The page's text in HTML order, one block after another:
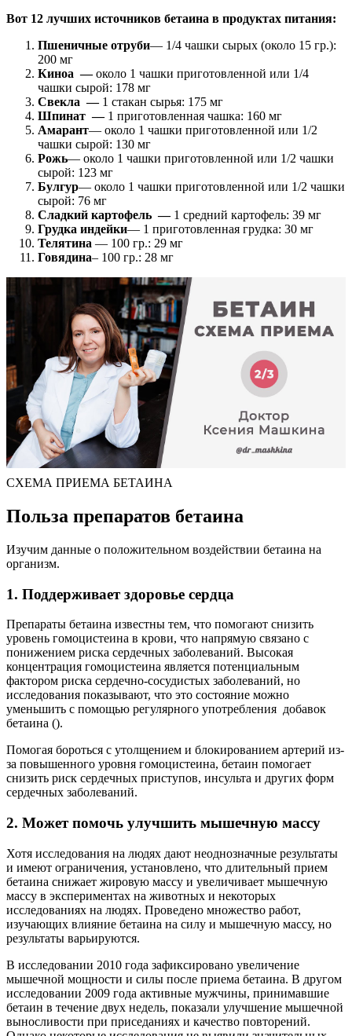
Вот 12 лучших источников бетаина в продуктах питания:
Пшеничные отруби— 1/4 чашки сырых (около 15 гр.):
200 мг
Киноа —около 1 чашки приготовленной или 1/4
чашки сырой: 178 мг
Свекла —1 стакан сырья: 175 мг
Шпинат —1 приготовленная чашка: 160 мг
Амарант— около 1 чашки приготовленной или 1/2
чашки сырой: 130 мг
Рожь— около 1 чашки приготовленной или 1/2 чашки
сырой: 123 мг
Булгур— около 1 чашки приготовленной или 1/2 чашки
сырой: 76 мг
Сладкий картофель —1 средний картофель: 39 мг
Грудка индейки— 1 приготовленная грудка: 30 мг
Телятина — 100 гр.: 29 мг
Говядина– 100 гр.: 28 мг
СХЕМА ПРИЕМА БЕТАИНА
Польза препаратов бетаина
Изучим данные о положительном воздействии бетаина на
организм.
1. Поддерживает здоровье сердца
Препараты бетаина известны тем, что помогают снизить
уровень гомоцистеина в крови, что напрямую связано с
понижением риска сердечных заболеваний. Высокая
концентрация гомоцистеина является потенциальным
фактором риска сердечно-сосудистых заболеваний, но
исследования показывают, что это состояние можно
уменьшить с помощью регулярного употребления добавок
бетаина ().
Помогая бороться с утолщением и блокированием артерий из-
за повышенного уровня гомоцистеина, бетаин помогает
снизить риск сердечных приступов, инсульта и других форм
сердечных заболеваний.
2. Может помочь улучшить мышечную массу
Хотя исследования на людях дают неоднозначные результаты
и имеют ограничения, установлено, что длительный прием
бетаина снижает жировую массу и увеличивает мышечную
массу в экспериментах на животных и некоторых
исследованиях на людях. Проведено множество работ,
изучающих влияние бетаина на силу и мышечную массу, но
результаты варьируются.
В исследовании 2010 года зафиксировано увеличение
мышечной мощности и силы после приема бетаина. В другом
исследовании 2009 года активные мужчины, принимавшие
бетаин в течение двух недель, показали улучшение мышечной
выносливости при приседаниях и качество повторений.